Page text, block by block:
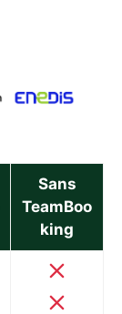
Sans
TeamBoo
king